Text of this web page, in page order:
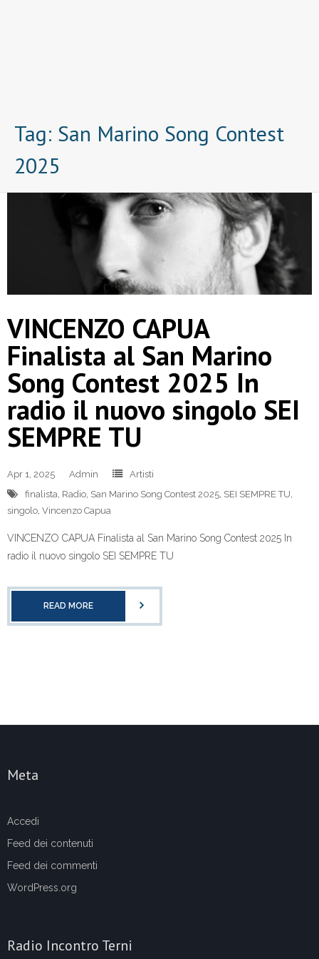
Tag: San Marino Song Contest
2025
VINCENZO CAPUA
Finalista al San Marino
Song Contest 2025 In
radio il nuovo singolo SEI
SEMPRE TU
Apr 1, 2025 Admin
Artisti
finalista Radio San Marino Song Contest 2025 SEI SEMPRE TU
singolo Vincenzo Capua
VINCENZO CAPUA Finalista al San Marino Song Contest 2025 In
radio il nuovo singolo SEI SEMPRE TU
READ MORE
Meta
Accedi
Feed dei contenuti
Feed dei commenti
WordPress.org
Radio Incontro Terni